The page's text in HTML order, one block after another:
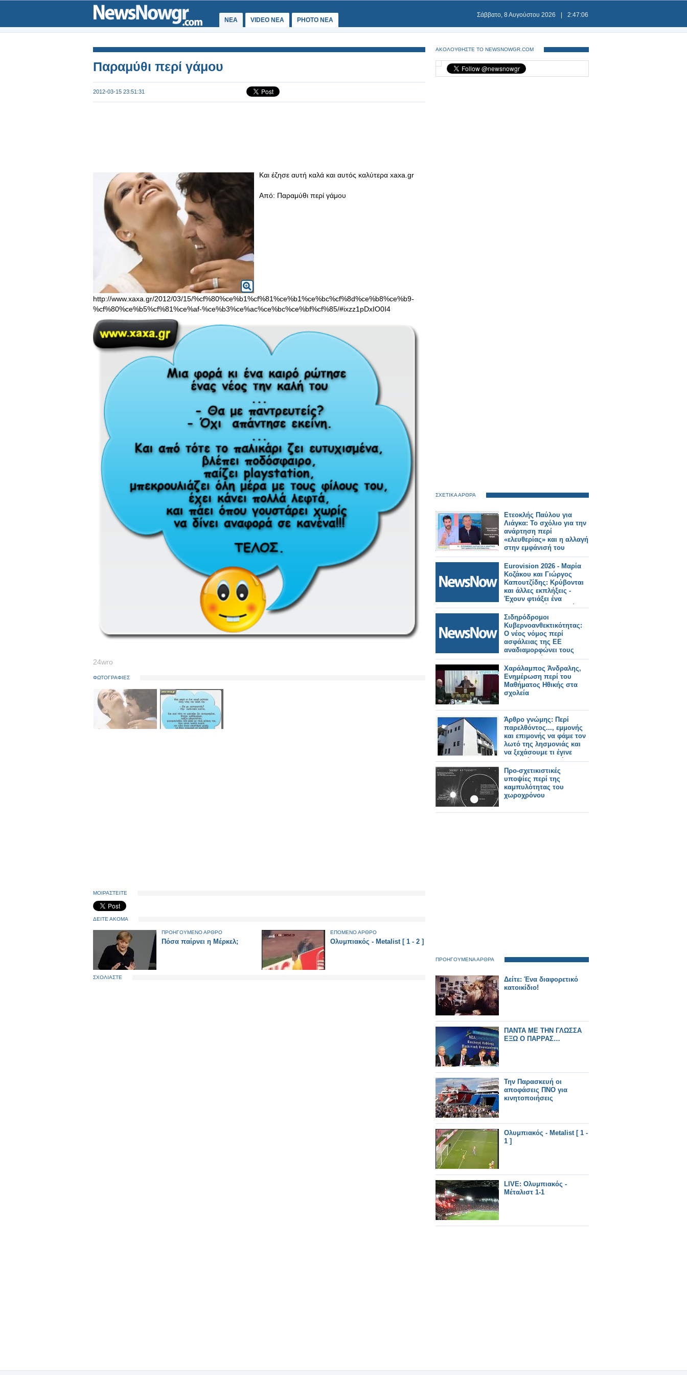
ΝΕΑ VIDEO NEA PHOTO NEA
Σάββατο, 8 Αυγούστου 2026 2:47:06
Παραμύθι περί γάμου
2012-03-15 23:51:31
Και έζησε αυτή καλά και αυτός καλύτερα xaxa.gr
Από: Παραμύθι περί γάμου
http://www.xaxa.gr/2012/03/15/%cf%80%ce%b1%cf%81%ce%b1%ce%bc%cf%8d%ce%b8%ce%b9-
%cf%80%ce%b5%cf%81%ce%af-%ce%b3%ce%ac%ce%bc%ce%bf%cf%85/#ixzz1pDxIO0I4
24wro
ΦΩΤΟΓΡΑΦΙΕΣ
ΜΟΙΡΑΣΤΕΙΤΕ
ΔΕΙΤΕ ΑΚΟΜΑ
ΠΡΟΗΓΟΥΜΕΝΟ ΑΡΘΡΟ
Πόσα παίρνει η Μέρκελ;
ΕΠΟΜΕΝΟ ΑΡΘΡΟ
Ολυμπιακός - Metalist [ 1 - 2 ]
ΣΧΟΛΙΑΣΤΕ
ΑΚΟΛΟΥΘΗΣΤΕ ΤΟ NEWSNOWGR.COM
ΣΧΕΤΙΚΑ ΑΡΘΡΑ
Ετεοκλής Παύλου για
Λιάγκα: Το σχόλιο για την
ανάρτηση περί
«ελευθερίας» και η αλλαγή
στην εμφάνισή του
Eurovision 2026 - Μαρία
Κοζάκου και Γιώργος
Καπουτζίδης: Κρύβονται
και άλλες εκπλήξεις -
Έχουν φτιάξει ένα
καταπληκτικό παραμύθι.
Video game -
Σιδηρόδρομοι
Κυβερνοανθεκτικότητας:
Ο νέος νόμος περί
ασφάλειας της ΕΕ
αναδιαμορφώνει τους
ευρωπαϊκούς
σιδηροδρόμους το 2026
Χαράλαμπος Άνδραλης,
Ενημέρωση περί του
Μαθήματος Ηθικής στα
σχολεία
Άρθρο γνώμης: Περί
παρελθόντος..., εμμονής
και επιμονής να φάμε τον
λωτό της λησμονιάς και
να ξεχάσουμε τι έγινε
στον Δήμο Ξηρομέρου.
Προ-σχετικιστικές
υποψίες περί της
καμπυλότητας του
χωροχρόνου
ΠΡΟΗΓΟΥΜΕΝΑ ΑΡΘΡΑ
Δείτε: Ένα διαφορετικό
κατοικίδιο!
ΠΑΝΤΑ ΜΕ ΤΗΝ ΓΛΩΣΣΑ
ΕΞΩ Ο ΠΑΡΡΑΣ…
Την Παρασκευή οι
αποφάσεις ΠΝΟ για
κινητοποιήσεις
Ολυμπιακός - Metalist [ 1 -
1 ]
LIVE: Ολυμπιακός -
Μέταλιστ 1-1